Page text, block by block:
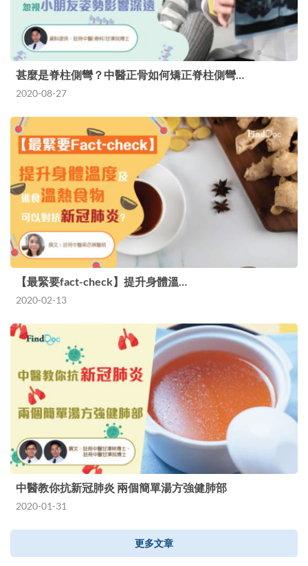
甚麼是脊柱側彎？中醫正骨如何矯正脊柱側彎…
2020-08-27
【最緊要fact-check】提升身體溫…
2020-02-13
中醫教你抗新冠肺炎 兩個簡單湯方強健肺部
2020-01-31
更多文章